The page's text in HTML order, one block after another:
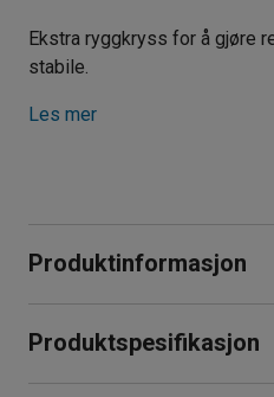
Ekstra ryggkryss for å gjøre
stabile.
Les mer
Produktinformasjon
ryggkrysset.
Produktspesifikasjon